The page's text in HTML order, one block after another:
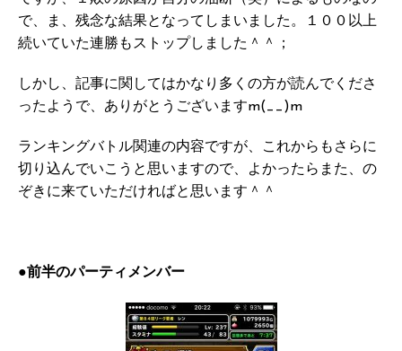
で、ま、残念な結果となってしまいました。１００以上
続いていた連勝もストップしました＾＾；
しかし、記事に関してはかなり多くの方が読んでくださ
ったようで、ありがとうございますm(__)m
ランキングバトル関連の内容ですが、これからもさらに
切り込んでいこうと思いますので、よかったらまた、の
ぞきに来ていただければと思います＾＾
●前半のパーティメンバー